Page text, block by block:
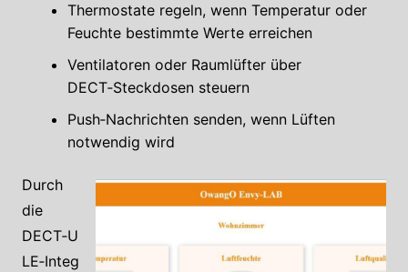
Thermostate regeln, wenn Temperatur oder
Feuchte bestimmte Werte erreichen
Ventilatoren oder Raumlüfter über
DECT‑Steckdosen steuern
Push‑Nachrichten senden, wenn Lüften
notwendig wird
Durch
die
DECT‑U
LE‑Integ